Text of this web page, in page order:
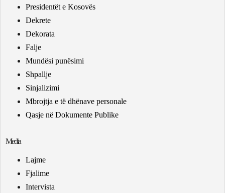
Presidentët e Kosovës
Dekrete
Dekorata
Falje
Mundësi punësimi
Shpallje
Sinjalizimi
Mbrojtja e të dhënave personale
Qasje në Dokumente Publike
Media
Lajme
Fjalime
Intervista